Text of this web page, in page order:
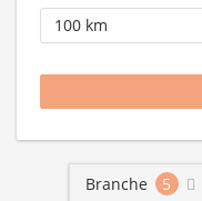
Branche 5